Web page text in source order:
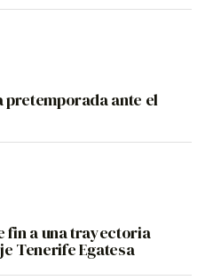
ante el
fin a una trayectoria
Tenerife Egatesa